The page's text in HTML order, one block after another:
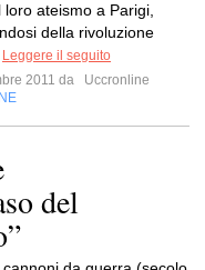
ateismo a Parigi,
della rivoluzione
Leggere il seguito
2011 da
Uccronline
del